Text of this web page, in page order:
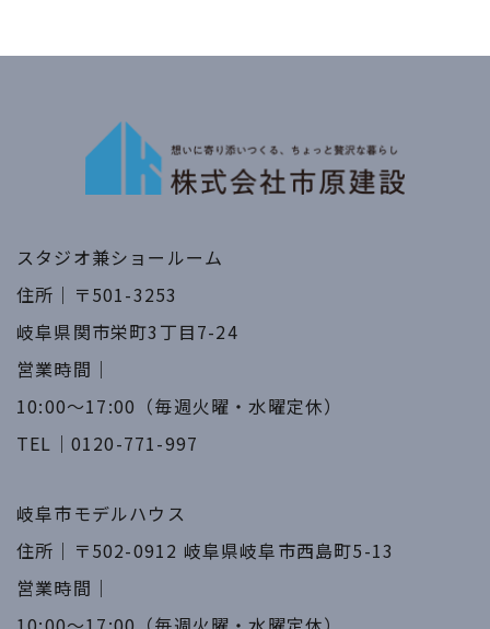
スタジオ兼ショールーム
住所｜〒501-3253
​​​​​​​岐阜県関市栄町3丁目7-24
営業時間｜
​​​​​​​10:00～17:00（毎週火曜・水曜定休）
TEL｜ 0120-771-997
岐阜市モデルハウス
住所｜〒502-0912 岐阜県岐阜市西島町5-13
営業時間｜